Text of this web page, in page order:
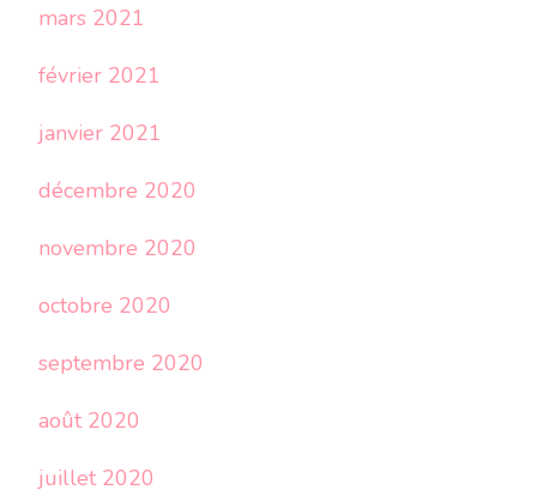
mars 2021
février 2021
janvier 2021
décembre 2020
novembre 2020
octobre 2020
septembre 2020
août 2020
juillet 2020